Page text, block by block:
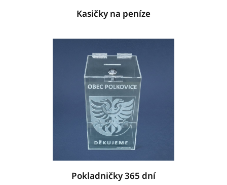
Kasičky na peníze
Pokladničky 365 dní